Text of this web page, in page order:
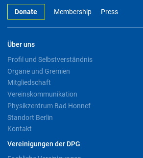
Donate Membership Press
Über uns
Profil und Selbstverständnis
Organe und Gremien
Mitgliedschaft
Vereinskommunikation
Physikzentrum Bad Honnef
Standort Berlin
Kontakt
Vereinigungen der DPG